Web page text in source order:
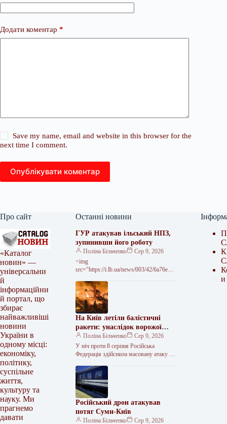
Додати коментар *
Save my name, email and website in this browser for the
next time I comment.
Опублікувати коментар
Про сайт
«Каталог
новин» —
універсальни
й
інформаційни
й портал, що
збирає
найважливіші
новини
України в
одному місці:
економіку,
політику,
суспільне
життя,
культуру та
науку. Ми
прагнемо
давати
Останні новини
ГУР атакував ільський НПЗ,
зупинивши його роботу
Поліна Більченко
Сер 9, 2026
<img
src="https://i.lb.ua/news/003/42/6a76e60
Ільський НПЗ в Росії" width="720"
height="450" Бійці Головного
управління розвідки Міністерства
оборони України провели успішну…
На Київ летіли балістичні
ракети: унаслідок ворожої
атаки на область загинула
дитина
Поліна Більченко
Сер 9, 2026
У ніч проти 8 серпня Російська
Федерація здійснила масовану атаку на
балістичних ракет по Києву та
ударні…
Російський дрон атакував
потяг Суми-Київ
Поліна Більченко Сер 9, 2026
и